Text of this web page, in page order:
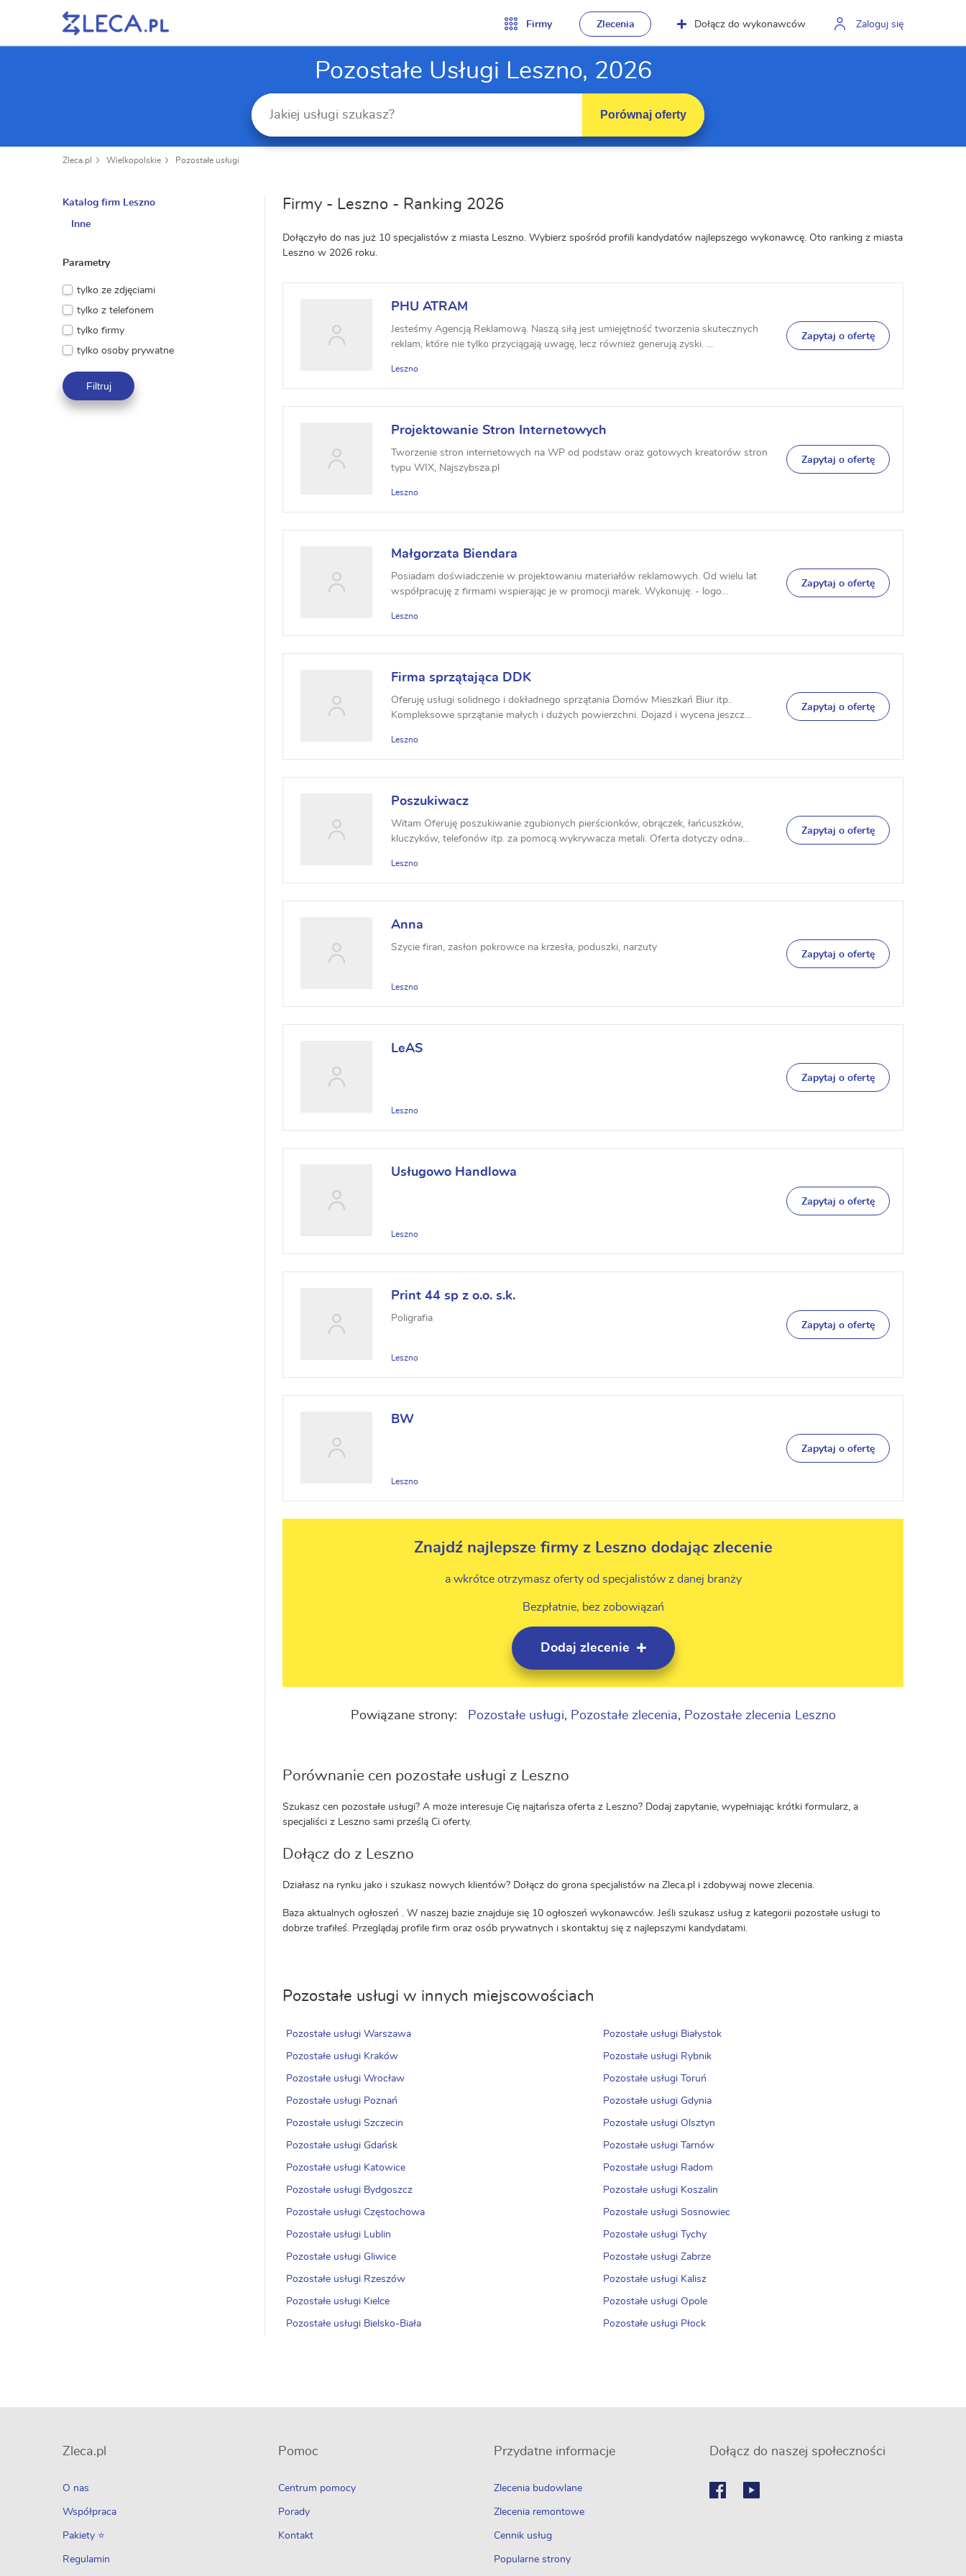
Firmy Zlecenia Dołącz do wykonawców Zaloguj się
Pozostałe Usługi Leszno, 2026
Porównaj oferty
Zleca.pl Wielkopolskie Pozostałe usługi
Firmy - Leszno - Ranking 2026
Dołączyło do nas już 10 specjalistów z miasta Leszno. Wybierz spośród profili kandydatów najlepszego wykonawcę. Oto ranking z miasta
Leszno w 2026 roku.
PHU ATRAM
Jesteśmy Agencją Reklamową. Naszą siłą jest umiejętność tworzenia skutecznych
reklam, które nie tylko przyciągają uwagę, lecz również generują zyski. ...
Leszno
Zapytaj o ofertę
Projektowanie Stron Internetowych
Tworzenie stron internetowych na WP od podstaw oraz gotowych kreatorów stron
typu WIX, Najszybsza.pl
Leszno
Zapytaj o ofertę
Małgorzata Biendara
Posiadam doświadczenie w projektowaniu materiałów reklamowych. Od wielu lat
współpracuję z firmami wspierając je w promocji marek. Wykonuję: - logo...
Leszno
Zapytaj o ofertę
Firma sprzątająca DDK
Oferuję usługi solidnego i dokładnego sprzątania Domów Mieszkań Biur itp..
Kompleksowe sprzątanie małych i dużych powierzchni. Dojazd i wycena jeszcz...
Leszno
Zapytaj o ofertę
Poszukiwacz
Witam Oferuję poszukiwanie zgubionych pierścionków, obrączek, łańcuszków,
kluczyków, telefonów itp. za pomocą wykrywacza metali. Oferta dotyczy odna...
Leszno
Zapytaj o ofertę
Anna
Szycie firan, zasłon pokrowce na krzesła, poduszki, narzuty
Leszno
Zapytaj o ofertę
LeAS
Leszno
Zapytaj o ofertę
Usługowo Handlowa
Leszno
Zapytaj o ofertę
Print 44 sp z o.o. s.k.
Poligrafia
Leszno
Zapytaj o ofertę
BW
Leszno
Zapytaj o ofertę
Znajdź najlepsze firmy z Leszno dodając zlecenie
a wkrótce otrzymasz oferty od specjalistów z danej branży
Bezpłatnie, bez zobowiązań
Dodaj zlecenie
Powiązane strony: Pozostałe usługi, Pozostałe zlecenia, Pozostałe zlecenia Leszno
Porównanie cen pozostałe usługi z Leszno
Szukasz cen pozostałe usługi? A może interesuje Cię najtańsza oferta z Leszno? Dodaj zapytanie, wypełniając krótki formularz, a
specjaliści z Leszno sami prześlą Ci oferty.
Dołącz do z Leszno
Działasz na rynku jako i szukasz nowych klientów? Dołącz do grona specjalistów na Zleca.pl i zdobywaj nowe zlecenia.
Baza aktualnych ogłoszeń . W naszej bazie znajduje się 10 ogłoszeń wykonawców. Jeśli szukasz usług z kategorii pozostałe usługi to
dobrze trafiłeś. Przeglądaj profile firm oraz osób prywatnych i skontaktuj się z najlepszymi kandydatami.
Pozostałe usługi w innych miejscowościach
Pozostałe usługi Warszawa
Pozostałe usługi Kraków
Pozostałe usługi Wrocław
Pozostałe usługi Poznań
Pozostałe usługi Szczecin
Pozostałe usługi Gdańsk
Pozostałe usługi Katowice
Pozostałe usługi Bydgoszcz
Pozostałe usługi Częstochowa
Pozostałe usługi Lublin
Pozostałe usługi Gliwice
Pozostałe usługi Rzeszów
Pozostałe usługi Kielce
Pozostałe usługi Bielsko-Biała
Pozostałe usługi Białystok
Pozostałe usługi Rybnik
Pozostałe usługi Toruń
Pozostałe usługi Gdynia
Pozostałe usługi Olsztyn
Pozostałe usługi Tarnów
Pozostałe usługi Radom
Pozostałe usługi Koszalin
Pozostałe usługi Sosnowiec
Pozostałe usługi Tychy
Pozostałe usługi Zabrze
Pozostałe usługi Kalisz
Pozostałe usługi Opole
Pozostałe usługi Płock
Katalog firm Leszno
Inne
Parametry
tylko ze zdjęciami
tylko z telefonem
tylko firmy
tylko osoby prywatne
Filtruj
Zleca.pl
O nas
Współpraca
Pakiety ⭐
Regulamin
Pomoc
Centrum pomocy
Porady
Kontakt
Przydatne informacje
Zlecenia budowlane
Zlecenia remontowe
Cennik usług
Popularne strony
Dołącz do naszej społeczności